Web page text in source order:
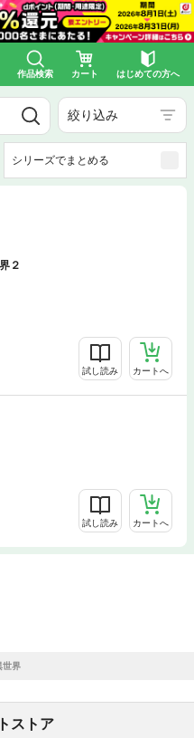
作品検索 カート はじめての方へ
絞り込み
シリーズでまとめる
２
試し読み カートへ
試し読み カートへ
世界
ストア